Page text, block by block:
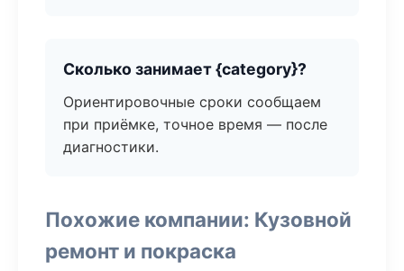
Сколько занимает {category}?
Ориентировочные сроки сообщаем
при приёмке, точное время — после
диагностики.
Похожие компании: Кузовной
ремонт и покраска